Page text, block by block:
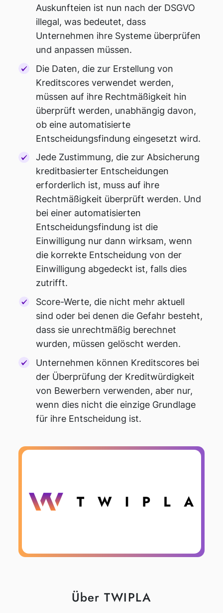
Auskunfteien ist nun nach der DSGVO
illegal, was bedeutet, dass
Unternehmen ihre Systeme überprüfen
und anpassen müssen.
Die Daten, die zur Erstellung von
Kreditscores verwendet werden,
müssen auf ihre Rechtmäßigkeit hin
überprüft werden, unabhängig davon,
ob eine automatisierte
Entscheidungsfindung eingesetzt wird.
Jede Zustimmung, die zur Absicherung
kreditbasierter Entscheidungen
erforderlich ist, muss auf ihre
Rechtmäßigkeit überprüft werden. Und
bei einer automatisierten
Entscheidungsfindung ist die
Einwilligung nur dann wirksam, wenn
die korrekte Entscheidung von der
Einwilligung abgedeckt ist, falls dies
zutrifft.
Score-Werte, die nicht mehr aktuell
sind oder bei denen die Gefahr besteht,
dass sie unrechtmäßig berechnet
wurden, müssen gelöscht werden.
Unternehmen können Kreditscores bei
der Überprüfung der Kreditwürdigkeit
von Bewerbern verwenden, aber nur,
wenn dies nicht die einzige Grundlage
für ihre Entscheidung ist.
Über TWIPLA